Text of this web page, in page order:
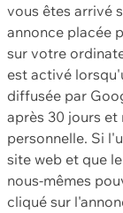
vous êtes arrivé
annonce placée
sur votre
est activé
diffusée par
après 30 jours
personnelle. Si
site web et que
nous-mêmes
cliqué sur